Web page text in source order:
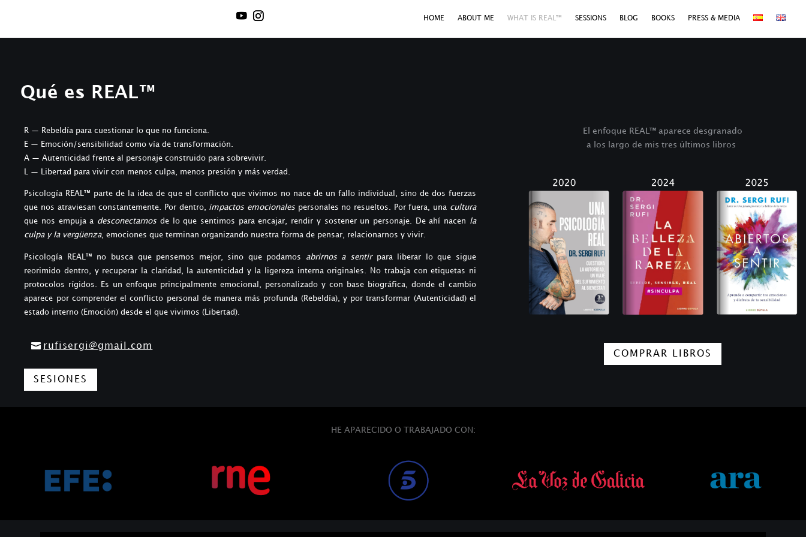
HOME ABOUT ME WHAT IS REAL™ SESSIONS BLOG BOOKS PRESS & MEDIA
Qué es REAL™
R — Rebeldía para cuestionar lo que no funciona.
E — Emoción/sensibilidad como vía de transformación.
A — Autenticidad frente al personaje construido para sobrevivir.
L — Libertad para vivir con menos culpa, menos presión y más verdad.
Psicología REAL™ parte de la idea de que el conflicto que vivimos no nace de un fallo individual, sino de dos fuerzas
que nos atraviesan constantemente. Por dentro, impactos emocionales personales no resueltos. Por fuera, una cultura
que nos empuja a desconectarnos de lo que sentimos para encajar, rendir y sostener un personaje. De ahí nacen la
culpa y la vergüenza, emociones que terminan organizando nuestra forma de pensar, relacionarnos y vivir.
Psicología REAL™ no busca que pensemos mejor, sino que podamos abrirnos a sentir para liberar lo que sigue
reorimido dentro, y recuperar la claridad, la autenticidad y la ligereza interna originales.
No trabaja con etiquetas ni
protocolos rígidos. Es un enfoque principalmente emocional, personalizado y con base biográfica, donde el cambio
aparece por comprender el conflicto personal de manera más profunda (Rebeldía), y por transformar (Autenticidad) el
estado interno (Emoción) desde el que vivimos (Libertad).
rufisergi@gmail.com
SESIONES
El enfoque REAL ™aparece desgranado
a los largo de mis tres últimos libros
COMPRAR LIBROS
HE APARECIDO O TRABAJADO CON: